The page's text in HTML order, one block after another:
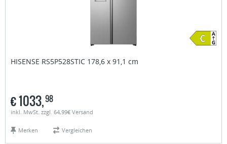
HISENSE RS5P528STIC 178,6 x 91,1 cm
€1033,98
inkl. MwSt. zzgl. 64,99€ Versand
Merken Vergleichen